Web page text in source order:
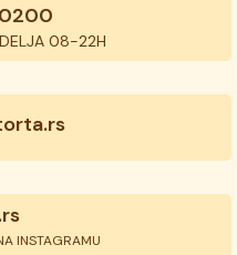
08-22H
INSTAGRAMU